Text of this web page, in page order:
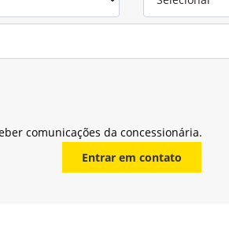
comunicações da concessionária.
Entrar em contato